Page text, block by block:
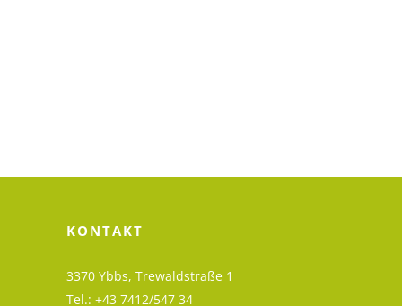
KONTAKT
3370 Ybbs, Trewaldstraße 1
Tel.: +43 7412/547 34